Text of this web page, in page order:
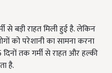
से बड़ी राहत मिली हुई है. लेकिन
को परेशानी का सामना करना
तक गर्मी से राहत और हल्की
है.